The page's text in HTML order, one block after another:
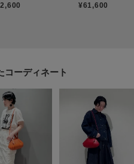
ちを完全に防ぐ事は困難です。白や
さい。
場合は速やかに柔らかい布で水気を
時間照射により変色や色あせること
ります。過度な引っ張りや衝撃が
¥61,600